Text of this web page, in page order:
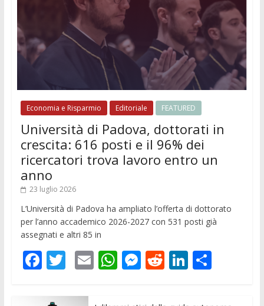
Economia e Risparmio Editoriale FEATURED
Università di Padova, dottorati in
crescita: 616 posti e il 96% dei
ricercatori trova lavoro entro un
anno
23 luglio 2026
L’Università di Padova ha ampliato l’offerta di dottorato
per l’anno accademico 2026-2027 con 531 posti già
assegnati e altri 85 in
F
e
T
itt
E
ai
W M
ss
R Li C